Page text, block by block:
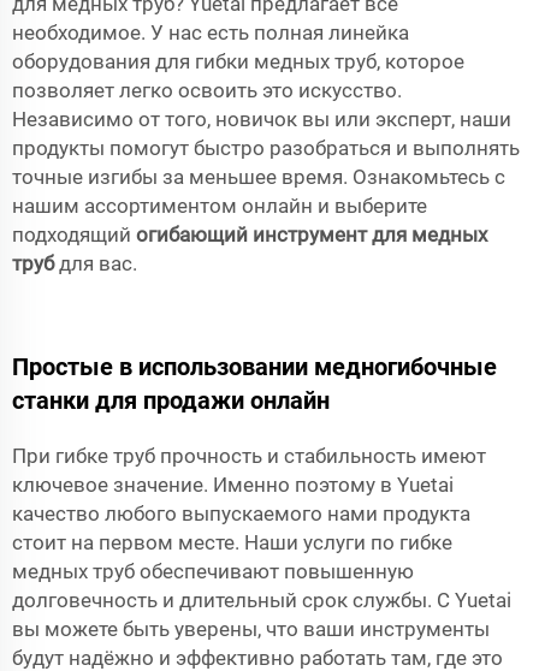
необходимое. У нас есть полная линейка
оборудования для гибки медных труб, которое
позволяет легко освоить это искусство.
Независимо от того, новичок вы или эксперт, наши
продукты помогут быстро разобраться и выполнять
точные изгибы за меньшее время. Ознакомьтесь с
нашим ассортиментом онлайн и выберите
подходящий огибающий инструмент для медных
трубдля вас.
Простые в использовании медногибочные
станки для продажи онлайн
При гибке труб прочность и стабильность имеют
ключевое значение. Именно поэтому в Yuetai
качество любого выпускаемого нами продукта
стоит на первом месте. Наши услуги по гибке
медных труб обеспечивают повышенную
долговечность и длительный срок службы. С Yuetai
вы можете быть уверены, что ваши инструменты
будут надёжно и эффективно работать там, где это